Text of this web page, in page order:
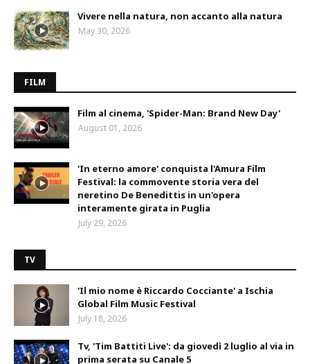
Vivere nella natura, non accanto alla natura
May 30, 2026
FILM
Film al cinema, 'Spider-Man: Brand New Day'
August 01, 2026
'In eterno amore' conquista l'Amura Film
Festival: la commovente storia vera del
neretino De Benedittis in un'opera
interamente girata in Puglia
July 29, 2026
TV
'Il mio nome è Riccardo Cocciante' a Ischia
Global Film Music Festival
July 18, 2026
Tv, 'Tim Battiti Live': da giovedì 2 luglio al via in
prima serata su Canale 5